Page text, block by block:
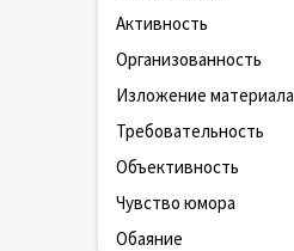
Активность
Организованность
Изложение материала
Требовательность
Объективность
Чувство юмора
Обаяние